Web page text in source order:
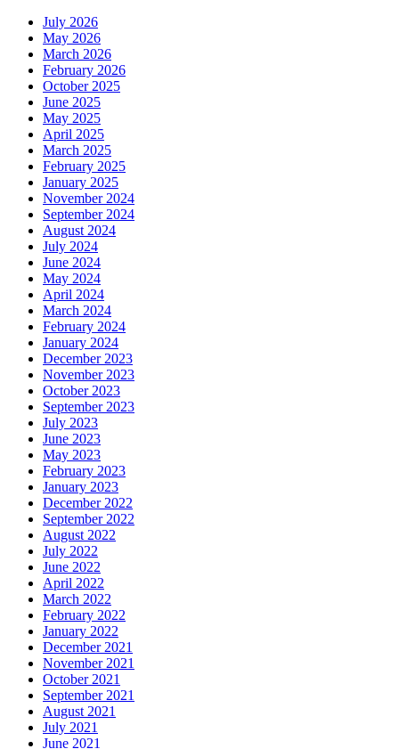
July 2026
May 2026
March 2026
February 2026
October 2025
June 2025
May 2025
April 2025
March 2025
February 2025
January 2025
November 2024
September 2024
August 2024
July 2024
June 2024
May 2024
April 2024
March 2024
February 2024
January 2024
December 2023
November 2023
October 2023
September 2023
July 2023
June 2023
May 2023
February 2023
January 2023
December 2022
September 2022
August 2022
July 2022
June 2022
April 2022
March 2022
February 2022
January 2022
December 2021
November 2021
October 2021
September 2021
August 2021
July 2021
June 2021